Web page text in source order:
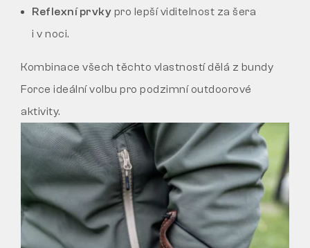
Reflexní prvky pro lepší viditelnost za šera
i v noci.
Kombinace všech těchto vlastností dělá z bundy
Force ideální volbu pro podzimní outdoorové
aktivity.